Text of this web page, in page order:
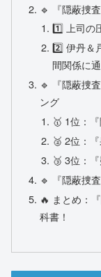
🔹 『隠蔽捜
1️⃣ 上司の
2️⃣ 伊丹＆
間関係に
🔹 『隠蔽捜
ング
🥇 1位：
🥈 2位：
🥉 3位：
🔹 『隠蔽捜
🔥 まとめ：
科書！